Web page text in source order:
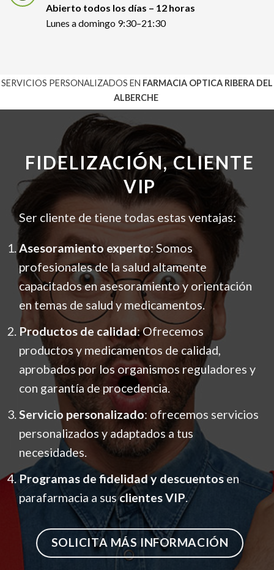
Abierto todos los días – 12 horas
Lunes a domingo 9:30–21:30
SERVICIOS PERSONALIZADOS EN FARMACIA OPTICA RIBERA DEL
ALBERCHE
FIDELIZACIÓN, CLIENTE
VIP
Ser cliente de tiene todas estas ventajas:
Asesoramiento experto: Somos
profesionales de la salud altamente
capacitados en asesoramiento y orientación
en temas de salud y medicamentos.
Productos de calidad: Ofrecemos
productos y medicamentos de calidad,
aprobados por los organismos reguladores y
con garantía de procedencia.
Servicio personalizado: ofrecemos servicios
personalizados y adaptados a tus
necesidades.
Programas de fidelidad y descuentosen
parafarmacia a susclientes VIP.
SOLICITA MÁS INFORMACIÓN